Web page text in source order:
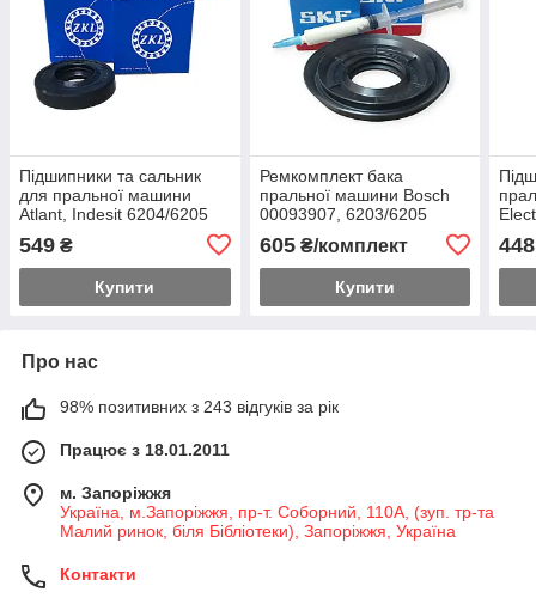
Підшипники та сальник
для пральної машини
Аtlant, Indesit 6204/6205
549 ₴
Купити
Ремкомплект бака
пральної машини Bosch
00093907, 6203/6205
32x52/78x14.8
605₴/комплект
Купити
448
Про нас
98% позитивних з 243 відгуків за рік
Працює з 18.01.2011
м. Запоріжжя
Україна, м.Запоріжжя, пр-т. Соборний, 110А, (зуп. тр-та
Малий ринок, біля Бібліотеки), Запоріжжя, Україна
Контакти